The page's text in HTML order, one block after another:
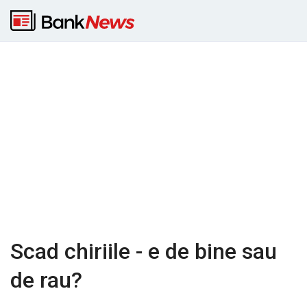
Scad chiriile - e de bine sau
de rau?